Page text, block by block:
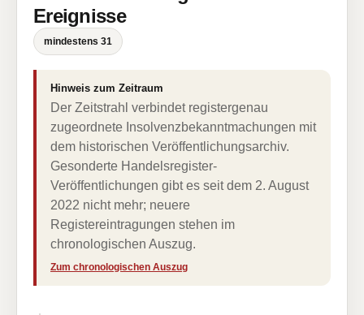
Ereignisse
mindestens 31
Hinweis zum Zeitraum
Der Zeitstrahl verbindet registergenau
zugeordnete Insolvenzbekanntmachungen mit
dem historischen Veröffentlichungsarchiv.
Gesonderte Handelsregister-
Veröffentlichungen gibt es seit dem 2. August
2022 nicht mehr; neuere
Registereintragungen stehen im
chronologischen Auszug.
Zum chronologischen Auszug